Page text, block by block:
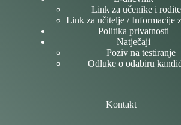
Link za učenike i
Link za učitelje / Informacije
Politika privatnosti
Natječaji
Poziv na testiranje
Odluke o odabiru
Kontakt